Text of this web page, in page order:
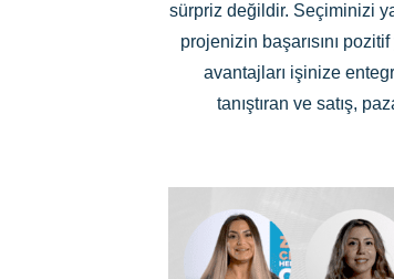
sürpriz değildir. Seçiminizi
projenizin başarısını
avantajları işinize
tanıştıran ve satış,